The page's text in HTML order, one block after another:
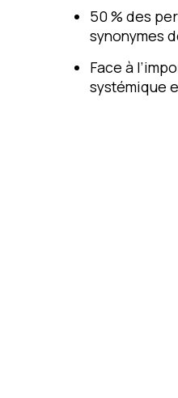
50 % des
synonymes
Face à
systémique